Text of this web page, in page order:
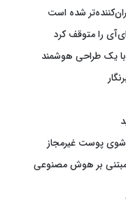
شده است
را متوقف کرد
پوست غیرمجاز
مبتنی بر هوش مصنوعی